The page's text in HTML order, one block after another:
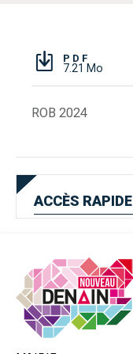
PDF
7.21 Mo
ROB 2024
ACCÈS RAPIDE
Mes services en
ligne